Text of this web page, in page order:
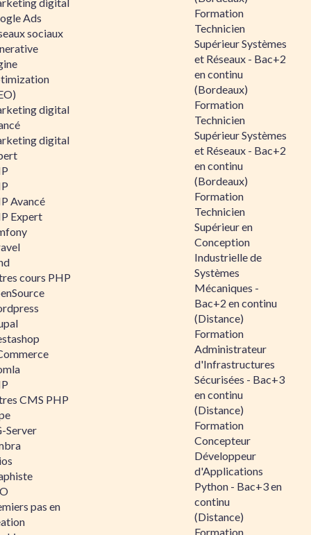
Ads
sociaux
digital
digital
Avancé
Expert
cours PHP
CMS PHP
Server
pas en
Formation
Technicien
Supérieur Systèmes
et Réseaux - Bac+2
en continu
(Bordeaux)
Formation
Technicien
Supérieur Systèmes
et Réseaux - Bac+2
en continu
(Bordeaux)
Formation
Technicien
Supérieur en
Conception
Industrielle de
Systèmes
Mécaniques -
Bac+2 en continu
(Distance)
Formation
Administrateur
d'Infrastructures
Sécurisées - Bac+3
en continu
(Distance)
Formation
Concepteur
Développeur
d'Applications
Python - Bac+3 en
continu
(Distance)
Formation